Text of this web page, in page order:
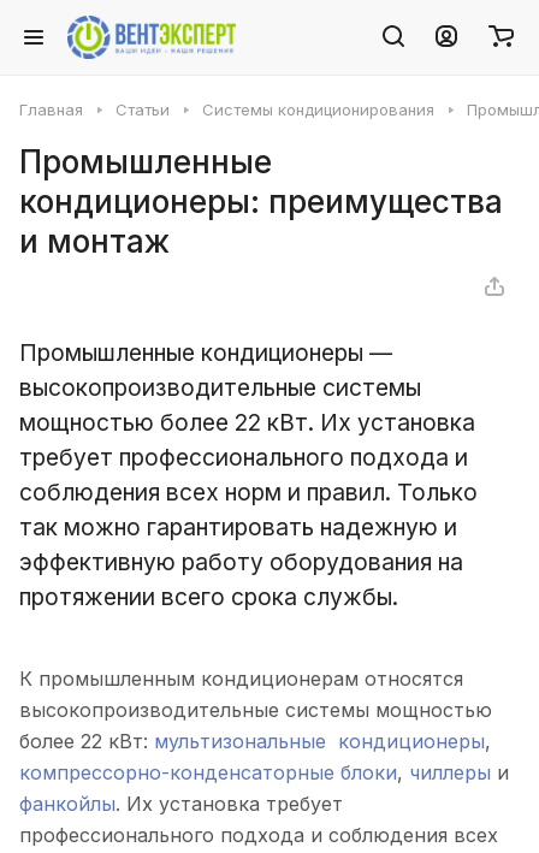
Главная Статьи Системы кондиционирования
Промышленные
кондиционеры: преимущества
и монтаж
Промышленные кондиционеры —
высокопроизводительные системы
мощностью более 22 кВт. Их установка
требует профессионального подхода и
соблюдения всех норм и правил. Только
так можно гарантировать надежную и
эффективную работу оборудования на
протяжении всего срока службы.
К промышленным кондиционерам относятся
высокопроизводительные системы мощностью
более 22 кВт: мультизональные кондиционеры,
компрессорно-конденсаторные блоки, чиллеры и
фанкойлы. Их установка требует
профессионального подхода и соблюдения всех